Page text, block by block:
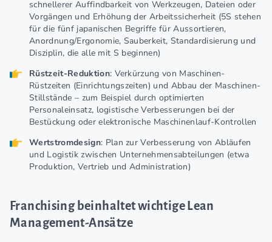
schnellerer Auffindbarkeit von Werkzeugen, Dateien oder
Vorgängen und Erhöhung der Arbeitssicherheit (5S stehen
für die fünf japanischen Begriffe für Aussortieren,
Anordnung/Ergonomie, Sauberkeit, Standardisierung und
Disziplin, die alle mit S beginnen)
Rüstzeit-Reduktion: Verkürzung von Maschinen-
Rüstzeiten (Einrichtungszeiten) und Abbau der Maschinen-
Stillstände – zum Beispiel durch optimierten
Personaleinsatz, logistische Verbesserungen bei der
Bestückung oder elektronische Maschinenlauf-Kontrollen
Wertstromdesign: Plan zur Verbesserung von Abläufen
und Logistik zwischen Unternehmensabteilungen (etwa
Produktion, Vertrieb und Administration)
Franchising beinhaltet wichtige Lean
Management-Ansätze